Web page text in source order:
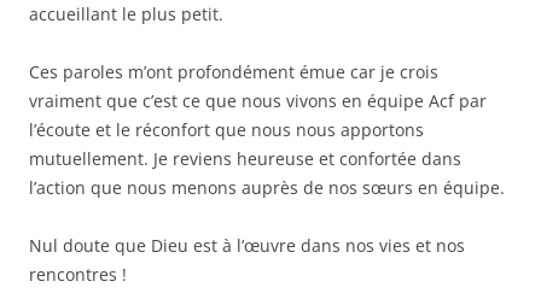
accueillant le plus petit.
Ces paroles m’ont profondément émue car je crois
vraiment que c’est ce que nous vivons en équipe Acf par
l’écoute et le réconfort que nous nous apportons
mutuellement. Je reviens heureuse et confortée dans
l’action que nous menons auprès de nos sœurs en équipe.
Nul doute que Dieu est à l’œuvre dans nos vies et nos
rencontres !